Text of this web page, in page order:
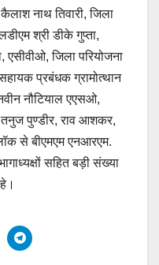
नाथ तिवारी, जिला
श्री डीके गुप्ता,
एसीवीओ, जिला परियोजना
प्रबंधक ग्रामोत्थान
नौटियाल एएसओ,
तनुज पुण्डीर, राव आशकर,
से बीएमएम एनआरएम.
सहित बड़ी संख्या